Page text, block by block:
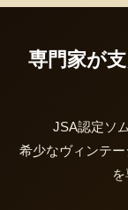
専門家が
JSA認定ソ
希少なヴィンテ